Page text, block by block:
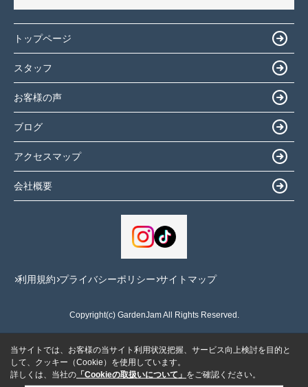
トップページ
スタッフ
お客様の声
ブログ
アクセスマップ
会社概要
利用規約 プライバシーポリシー サイトマップ
Copyright(c) GardenJam All Rights Reserved.
当サイトでは、お客様の当サイト利用状況把握、サービス向上検討を目的と
して、クッキー（Cookie）を使用しています。
詳しくは、当社の 「Cookieの取扱いについて」 をご確認ください。